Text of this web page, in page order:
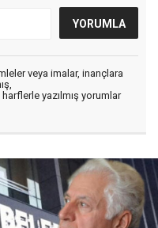
veya imalar, inançlara
yazılmış yorumlar